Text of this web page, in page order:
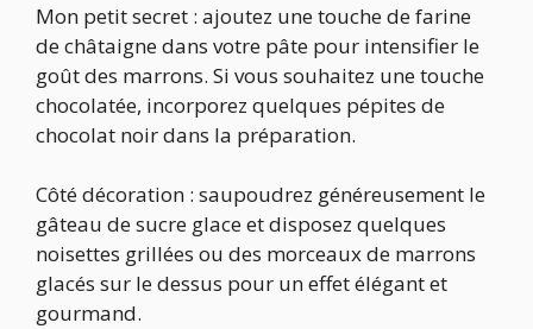
Mon petit secret : ajoutez une touche de farine
de châtaigne dans votre pâte pour intensifier le
goût des marrons. Si vous souhaitez une touche
chocolatée, incorporez quelques pépites de
chocolat noir dans la préparation.
Côté décoration : saupoudrez généreusement le
gâteau de sucre glace et disposez quelques
noisettes grillées ou des morceaux de marrons
glacés sur le dessus pour un effet élégant et
gourmand.